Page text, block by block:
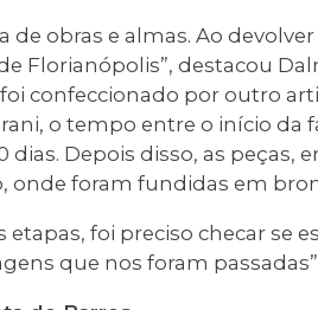
de obras e almas. Ao
Florianópolis”, destacou
confeccionado por outro
o tempo entre o início da
dias. Depois disso, as peças,
onde foram fundidas em
etapas, foi preciso checar se
que nos foram